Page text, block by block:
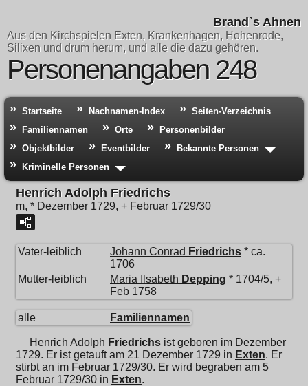
Brand`s Ahnen
Aus den Kirchspielen Exten, Krankenhagen, Hohenrode,
Silixen und drum herum, und alle die dazu gehören.
Personenangaben 248
Startseite Nachnamen-Index
Seiten-Verzeichnis
Familiennamen
Orte
Personenbilder
Objektbilder
Eventbilder
Bekannte Personen
Kriminelle Personen
Henrich Adolph Friedrichs
m, * Dezember 1729, + Februar 1729/30
Vater-leiblich Johann Conrad Friedrichs * ca.
1706
Mutter-leiblich
Maria Ilsabeth Depping * 1704/5, +
Feb 1758
alle Familiennamen
Henrich Adolph Friedrichs ist geboren im Dezember
1729. Er ist getauft am 21 Dezember 1729 in Exten. Er
stirbt an im Februar 1729/30. Er wird begraben am 5
Februar 1729/30 in Exten.